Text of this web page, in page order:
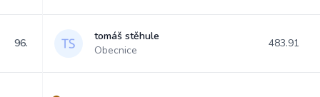
96.
tomáš stěhule
Obecnice
483.91